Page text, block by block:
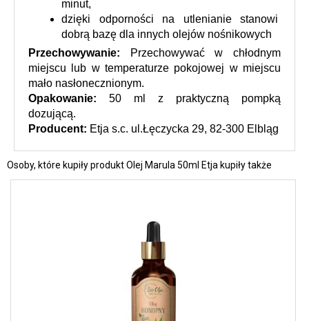
minut,
dzięki odporności na utlenianie stanowi
dobrą bazę dla innych olejów nośnikowych
Przechowywanie:
Przechowywać w chłodnym
miejscu lub w temperaturze pokojowej w miejscu
mało nasłonecznionym.
Opakowanie: 50 ml z praktyczną pompką
dozującą.
Producent: Etja s.c. ul.Łęczycka 29, 82-300 Elbląg
Osoby, które kupiły produkt Olej Marula 50ml Etja kupiły także